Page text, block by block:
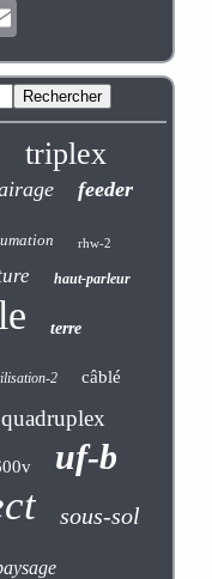
triplex
feeder
rhw-2
haut-parleur
terre
2 câblé
quadruplex
uf-b
sous-sol